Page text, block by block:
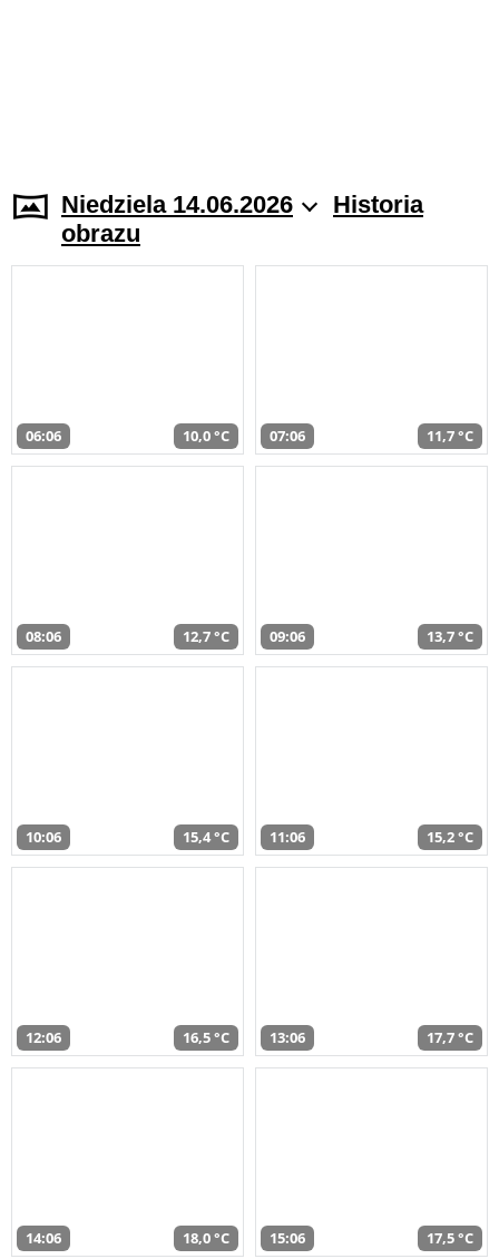
Niedziela 14.06.2026
Historia
obrazu
06:06 10,0 °C 07:06 11,7 °C
08:06 12,7 °C 09:06 13,7 °C
10:06 15,4 °C 11:06 15,2 °C
12:06 16,5 °C 13:06 17,7 °C
14:06 18,0 °C 15:06 17,5 °C